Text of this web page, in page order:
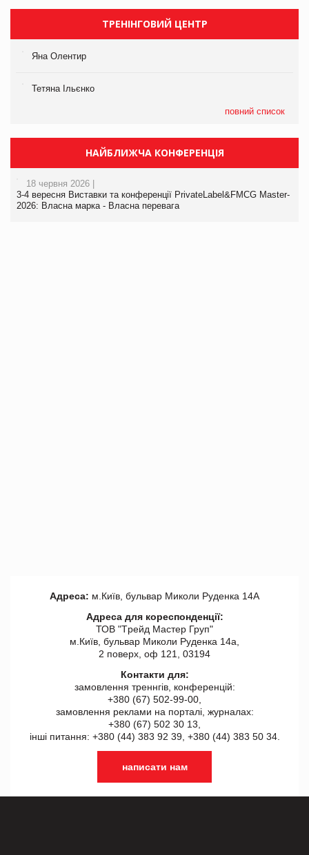
ТРЕНІНГОВИЙ ЦЕНТР
Яна Олентир
Тетяна Ільєнко
повний список
НАЙБЛИЖЧА КОНФЕРЕНЦІЯ
18 червня 2026 |
3-4 вересня Виставки та конференції PrivateLabel&FMCG Master-
2026: Власна марка - Власна перевага
Адреса: м.Київ, бульвар Миколи Руденка 14А
Адреса для кореспонденції:
ТОВ "Tрейд Мастер Груп"
м.Київ, бульвар Миколи Руденка 14а,
2 поверх, оф 121, 03194
Контакти для:
замовлення треннгів, конференцій:
+380 (67) 502-99-00,
замовлення реклами на порталі, журналах:
+380 (67) 502 30 13,
інші питання: +380 (44) 383 92 39, +380 (44) 383 50 34.
написати нам